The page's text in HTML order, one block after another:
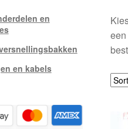
en
en kabels